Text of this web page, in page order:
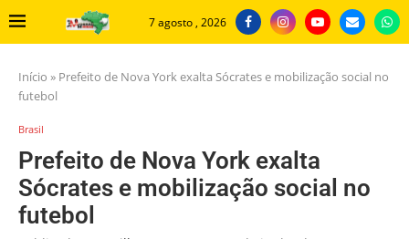
7 agosto , 2026
Início » Prefeito de Nova York exalta Sócrates e mobilização social no
futebol
Brasil
Prefeito de Nova York exalta
Sócrates e mobilização social no
futebol